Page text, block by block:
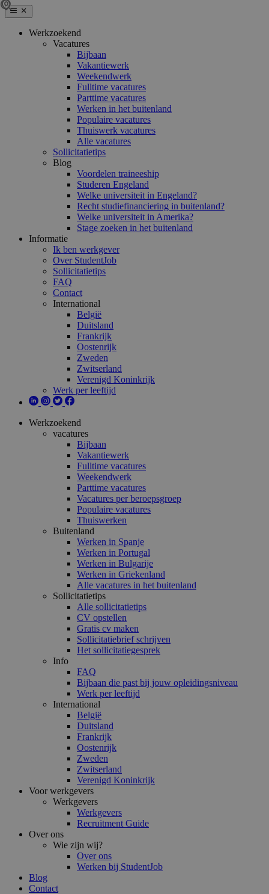
Werkzoekend
Vacatures
Bijbaan
Vakantiewerk
Weekendwerk
Fulltime vacatures
Parttime vacatures
Werken in het buitenland
Populaire vacatures
Thuiswerk vacatures
Alle vacatures
Sollicitatietips
Blog
Voordelen traineeship
Studeren Engeland
Welke universiteit in Engeland?
Recht studiefinanciering in buitenland?
Welke universiteit in Amerika?
Stage zoeken in het buitenland
Informatie
Ik ben werkgever
Over StudentJob
Sollicitatietips
FAQ
Contact
International
België
Duitsland
Frankrijk
Oostenrijk
Zweden
Zwitserland
Verenigd Koninkrijk
Werk per leeftijd
Werkzoekend
vacatures
Bijbaan
Vakantiewerk
Fulltime vacatures
Weekendwerk
Parttime vacatures
Vacatures per beroepsgroep
Populaire vacatures
Thuiswerken
Buitenland
Werken in Spanje
Werken in Portugal
Werken in Bulgarije
Werken in Griekenland
Alle vacatures in het buitenland
Sollicitatietips
Alle sollicitatietips
CV opstellen
Gratis cv maken
Sollicitatiebrief schrijven
Het sollicitatiegesprek
Info
FAQ
Bijbaan die past bij jouw opleidingsniveau
Werk per leeftijd
International
België
Duitsland
Frankrijk
Oostenrijk
Zweden
Zwitserland
Verenigd Koninkrijk
Voor werkgevers
Werkgevers
Werkgevers
Recruitment Guide
Over ons
Wie zijn wij?
Over ons
Werken bij StudentJob
Blog
Contact